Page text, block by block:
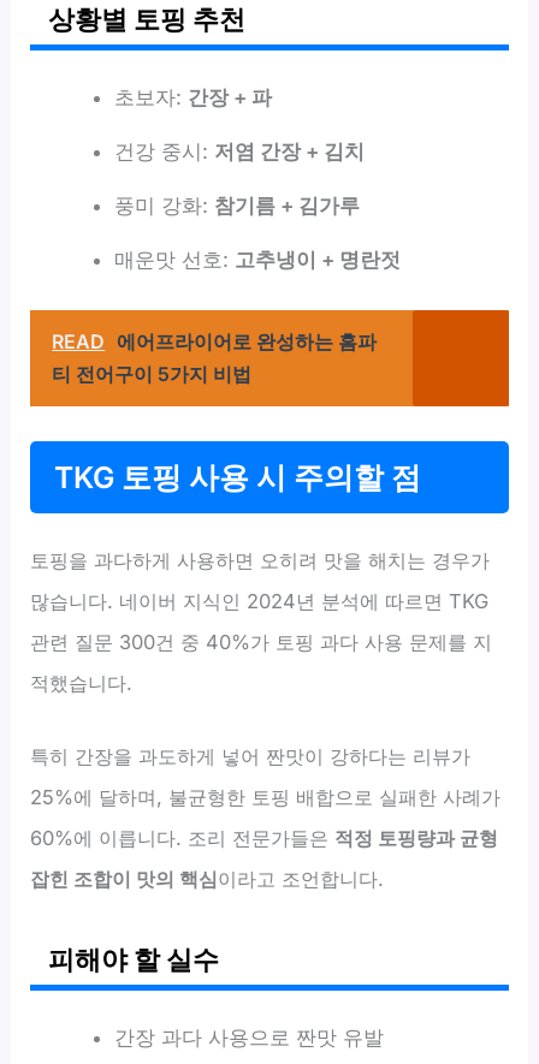
상황별 토핑 추천
초보자: 간장 + 파
건강 중시: 저염 간장 + 김치
풍미 강화: 참기름 + 김가루
매운맛 선호: 고추냉이 + 명란젓
READ 에어프라이어로 완성하는 홈파
티 전어구이 5가지 비법
TKG 토핑 사용 시 주의할 점
토핑을 과다하게 사용하면 오히려 맛을 해치는 경우가
많습니다. 네이버 지식인 2024년 분석에 따르면 TKG
관련 질문 300건 중 40%가 토핑 과다 사용 문제를 지
적했습니다.
특히 간장을 과도하게 넣어 짠맛이 강하다는 리뷰가
25%에 달하며, 불균형한 토핑 배합으로 실패한 사례가
60%에 이릅니다. 조리 전문가들은 적정 토핑량과 균형
잡힌 조합이 맛의 핵심이라고 조언합니다.
피해야 할 실수
간장 과다 사용으로 짠맛 유발